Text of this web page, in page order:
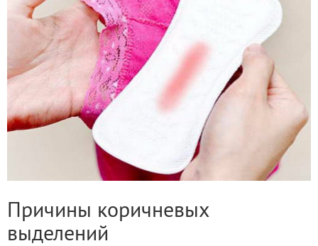
Причины коричневых
выделений